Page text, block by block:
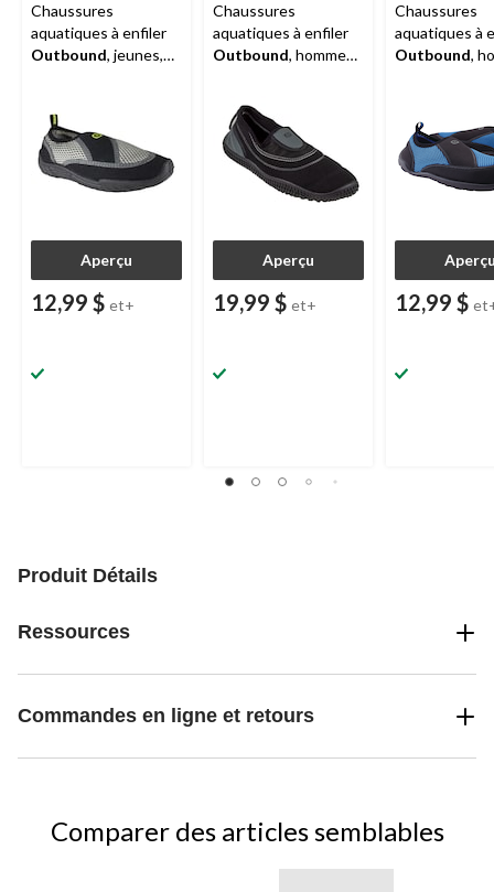
Chaussures
aquatiques à enfiler
Outbound, jeunes,
Aperçu
12,99 $ et+
Chaussures
aquatiques à enfiler
Outbound, hommes,
Aperçu
19,99 $ et+
Chaussures
aquatiques à
Outbound,
12,99 $
Produit Détails
Ressources
Commandes en ligne et retours
Comparer des articles semblables